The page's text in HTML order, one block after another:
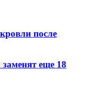
после
еще 18